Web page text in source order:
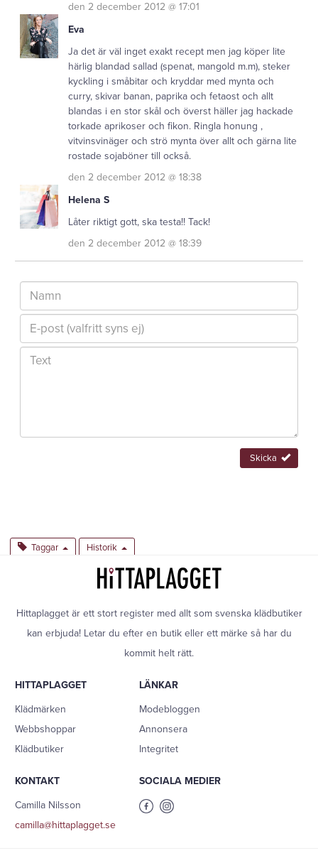
den 2 december 2012 @ 17:01
Eva
Ja det är väl inget exakt recept men jag köper lite
härlig blandad sallad (spenat, mangold m.m), steker
kyckling i småbitar och kryddar med mynta och
curry, skivar banan, paprika och fetaost och allt
blandas i en stor skål och överst häller jag hackade
torkade aprikoser och fikon. Ringla honung ,
vitvinsvinäger och strö mynta över allt och gärna lite
rostade sojaböner till också.
den 2 december 2012 @ 18:38
Helena S
Låter riktigt gott, ska testa!! Tack!
den 2 december 2012 @ 18:39
Skicka
Taggar Historik
Hittaplagget är ett stort register med allt som svenska klädbutiker
kan erbjuda! Letar du efter en butik eller ett märke så har du
kommit helt rätt.
HITTAPLAGGET
Klädmärken
Webbshoppar
Klädbutiker
LÄNKAR
Modebloggen
Annonsera
Integritet
KONTAKT
Camilla Nilsson
camilla@hittaplagget.se
SOCIALA MEDIER